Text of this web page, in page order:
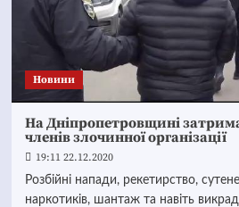
Новини
На Дніпропетровщині
членів злочинної організації
19:11 22.12.2020
Розбійні напади, рекетирство,
наркотиків, шантаж та навіть